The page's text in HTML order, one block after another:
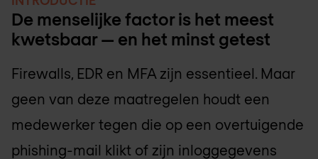
De menselijke factor is het meest
kwetsbaar — en het minst getest
Firewalls, EDR en MFA zijn essentieel. Maar
geen van deze maatregelen houdt een
medewerker tegen die op een overtuigende
phishing-mail klikt of zijn inloggegevens